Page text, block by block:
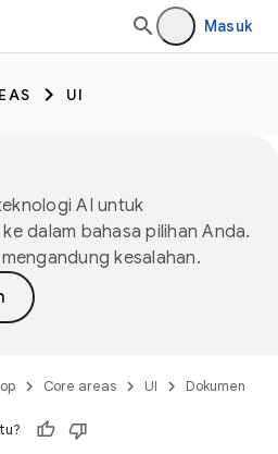
Masuk
UI
AI untuk
dalam bahasa pilihan Anda.
kesalahan.
Core areas UI Dokumen